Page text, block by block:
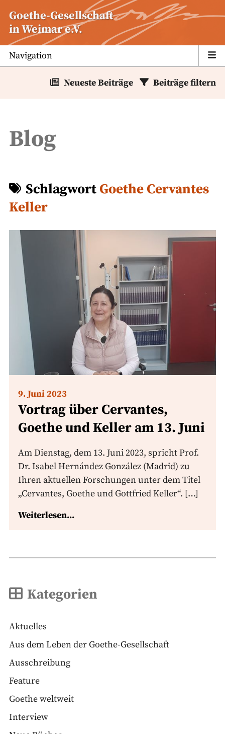
Inhalt
springen
Goethe-Gesellschaft
in Weimar e.V.
Navigation
Neueste Beiträge Beiträge filtern
Blog
Schlagwort Goethe Cervantes
Keller
9. Juni 2023
Vortrag über Cervantes,
Goethe und Keller am 13. Juni
Am Dienstag, dem 13. Juni 2023, spricht Prof.
Dr. Isabel Hernández González (Madrid) zu
Ihren aktuellen Forschungen unter dem Titel
„Cervantes, Goethe und Gottfried Keller“. […]
Weiterlesen...
Kategorien
Aktuelles
Aus dem Leben der Goethe-Gesellschaft
Ausschreibung
Feature
Goethe weltweit
Interview